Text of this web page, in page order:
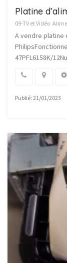
Platine
09-TV et Vidéo
A vendre platine
47PFL6158K/
Publié: 21/01/2023